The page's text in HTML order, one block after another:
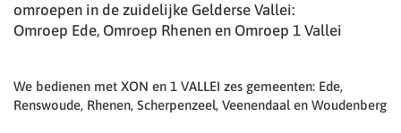
omroepen in de zuidelijke Gelderse Vallei:
Omroep Ede, Omroep Rhenen en Omroep 1 Vallei
We bedienen met XON en 1 VALLEI zes gemeenten: Ede,
Renswoude, Rhenen, Scherpenzeel, Veenendaal en Woudenberg